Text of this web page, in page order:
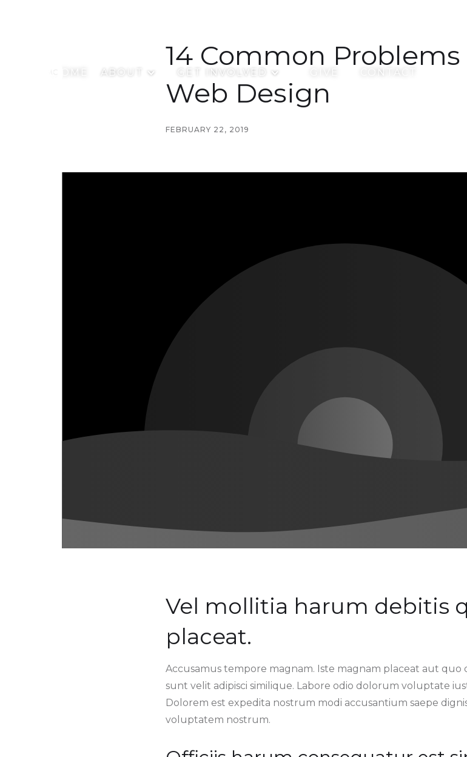
HOME ABOUT GET INVOLVED CONTACT
14 Common
Web Design
FEBRUARY 22, 2019
Vel mollitia harum debitis
placeat.
Accusamus tempore magnam. Iste magnam placeat aut quo
sunt velit adipisci similique. Labore odio dolorum voluptate
Dolorem est expedita nostrum modi accusantium saepe
voluptatem nostrum.